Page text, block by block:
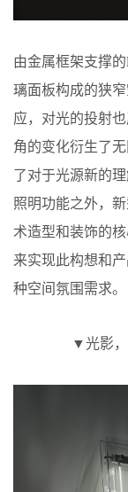
由金属框架支撑
璃面板构成的狭
应，对光的投射
角的变化衍生了
了对于光源新的
照明功能之外，
术造型和装饰的
来实现此构想和
种空间氛围需求。
▼光影，